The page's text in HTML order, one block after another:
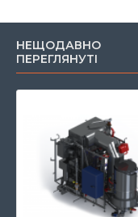
НЕЩОДАВНО
ПЕРЕГЛЯНУТІ